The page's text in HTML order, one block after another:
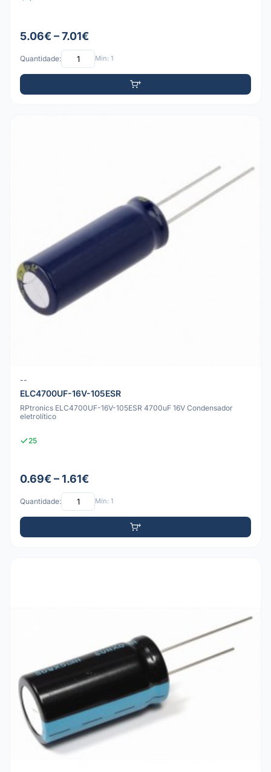
5.06€ – 7.01€
Quantidade: Mín: 1
--
ELC4700UF-16V-105ESR
RPtronics ELC4700UF-16V-105ESR 4700uF 16V Condensador
eletrolítico
25
0.69€ – 1.61€
Quantidade: Mín: 1